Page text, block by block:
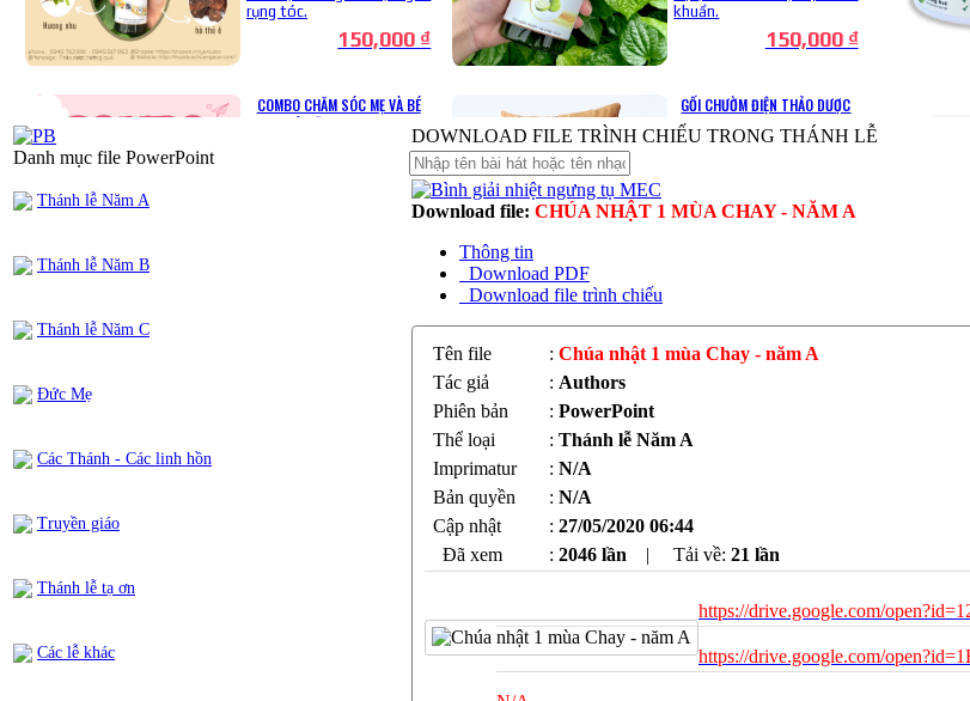
Danh mục file PowerPoint
Thánh lễ Năm A
Thánh lễ Năm B
Thánh lễ Năm C
Đức Mẹ
Các Thánh - Các linh hồn
Truyền giáo
Thánh lễ tạ ơn
Các lễ khác
DOWNLOAD FILE TRÌNH CHIẾU TRONG THÁNH LỄ
Download file: CHÚA NHẬT 1 MÙA CHAY - NĂM A
Thông tin
Download PDF
Download file trình chiếu
Tên file : Chúa nhật 1 mùa Chay - năm A
Tác giả
: Authors
Phiên bản
: PowerPoint
Thể loại
: Thánh lễ Năm A
Imprimatur
: N/A
Bản quyền
: N/A
Cập nhật
: 27/05/2020 06:44
Đã xem
: 2046 lần | Tải về: 21 lần
https://drive.google.com/
https://drive.google.com/